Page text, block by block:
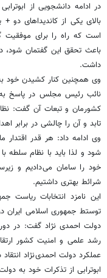
در ادامه دانشجویی از
بالای یکی از کاندیداهای
است که راه را برای موفقیت
باعث تحقق این گفتمان
داشت.
وی همچنین کنار کشیدن خود به
نائب رئیس مجلس در پاسخ
کشورمان و تبعات آن گفت:
تابد و آن را چالشی در برابر
وی ادامه داد: هر قدر
شود و لذا باید با نظام
خود را سامان می دادیم و
شرائط بهتری داشتیم.
این نامزد انتخابات
توستط جمهوری اسلامی ایران
دولت احمدی نژاد گفت: در
رشد علمی و امنیت کشور
عملکرد دولت احمدی نژاد انتقاد
ابوترابی از تذکرات خود به